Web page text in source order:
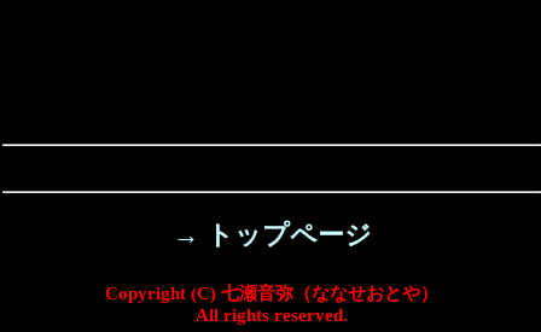
→ トップページ
Copyright (C) 七瀬音弥（ななせおとや）
All rights reserved.